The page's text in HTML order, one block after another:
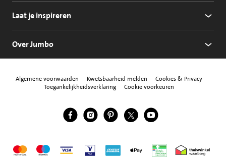
Laat je inspireren
Over Jumbo
Algemene voorwaarden Kwetsbaarheid melden
Cookies & Privacy
Toegankelijkheidsverklaring
Cookie voorkeuren
Volg ons
Jumbo Facebook
Jumbo Instagram
Jumbo Pinterest
Jumbo Twitter
Jumbo YouTube
MastercardMaestroVisa Vpay American Express
Apple Pay Thuiswinkel